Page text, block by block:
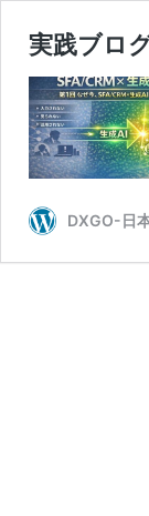
実践ブロ
DXGO-日